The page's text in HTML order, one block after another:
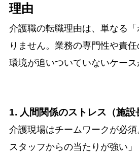
理由
介護職の転職理由は、単なる
りません。業務の専門性や責任
環境が追いついていないケース
1. 人間関係のストレス（施設
介護現場はチームワークが必
スタッフからの当たりが強い